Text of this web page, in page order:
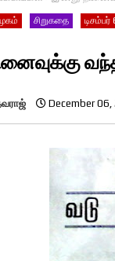
சிறுகதை டிசம்பர்
December